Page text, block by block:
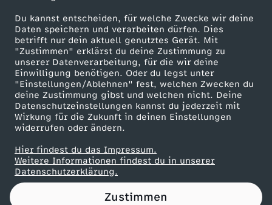
Du kannst entscheiden, für welche Zwecke wir deine
Daten speichern und verarbeiten dürfen. Dies
betrifft nur dein aktuell genutztes Gerät. Mit
"Zustimmen" erklärst du deine Zustimmung zu
unserer Datenverarbeitung, für die wir deine
Einwilligung benötigen. Oder du legst unter
"Einstellungen/Ablehnen" fest, welchen Zwecken du
deine Zustimmung gibst und welchen nicht. Deine
Datenschutzeinstellungen kannst du jederzeit mit
Wirkung für die Zukunft in deinen Einstellungen
widerrufen oder ändern.
Hier findest du das Impressum.
Weitere Informationen findest du in unserer
Datenschutzerklärung.
Zustimmen
e
w
e
r
d
e
n
ZDF goes Schule
Werbefernsehen
Mainzelmännchen
Partner